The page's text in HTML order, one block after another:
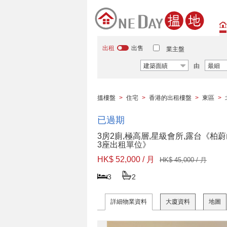
出租 出售 業主盤
建築面績 由 最細
搵樓盤 > 住宅 > 香港的出租樓盤 > 東區 >
已過期
3房2廁,極高層,星級會所,露台《柏
3座出租單位》
HK$ 52,000 / 月
HK$ 45,000 / 月
3 2
詳細物業資料 大廈資料 地圖